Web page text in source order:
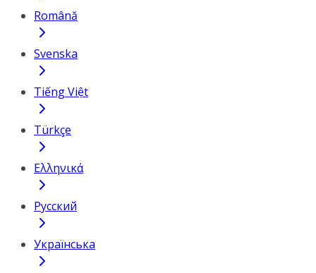
Română
Svenska
Tiếng Việt
Türkçe
Ελληνικά
Русский
Українська